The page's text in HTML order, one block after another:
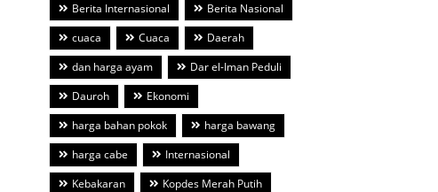
Berita Internasional
Berita Nasional
cuaca
Cuaca
Daerah
dan harga ayam
Dar el-Iman Peduli
Dauroh
Ekonomi
harga bahan pokok
harga bawang
harga cabe
Internasional
Kebakaran
Kopdes Merah Putih